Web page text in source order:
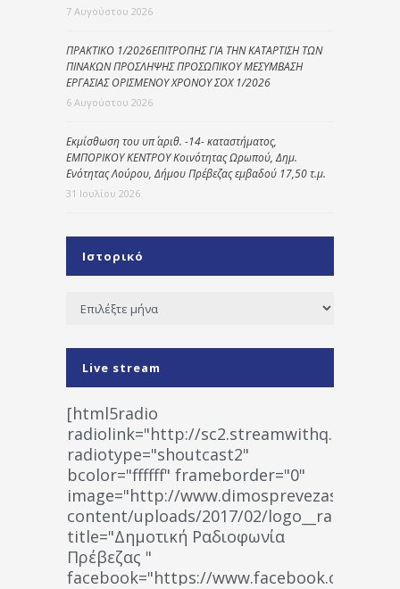
7 Αυγούστου 2026
ΠΡΑΚΤΙΚΟ 1/2026ΕΠΙΤΡΟΠΗΣ ΓΙΑ ΤΗΝ ΚΑΤΑΡΤΙΣΗ ΤΩΝ
ΠΙΝΑΚΩΝ ΠΡΟΣΛΗΨΗΣ ΠΡΟΣΩΠΙΚΟΥ ΜΕΣΥΜΒΑΣΗ
ΕΡΓΑΣΙΑΣ ΟΡΙΣΜΕΝΟΥ ΧΡΟΝΟΥ ΣΟΧ 1/2026
6 Αυγούστου 2026
Εκμίσθωση του υπ΄ αριθ. -14- καταστήματος,
ΕΜΠΟΡΙΚΟΥ ΚΕΝΤΡΟΥ Κοινότητας Ωρωπού, Δημ.
Ενότητας Λούρου, Δήμου Πρέβεζας εμβαδού 17,50 τ.μ.
31 Ιουλίου 2026
Ιστορικό
Ιστορικό
Live stream
[html5radio
radiolink="http://
radiotype="shoutcast2"
bcolor="ffffff" frameborder="0"
image="http://www.dimosprevezas.gr/wp-
content/uploads/2017/02/
title="Δημοτική Ραδιοφωνία
Πρέβεζας "
facebook="https://www.facebook.com/